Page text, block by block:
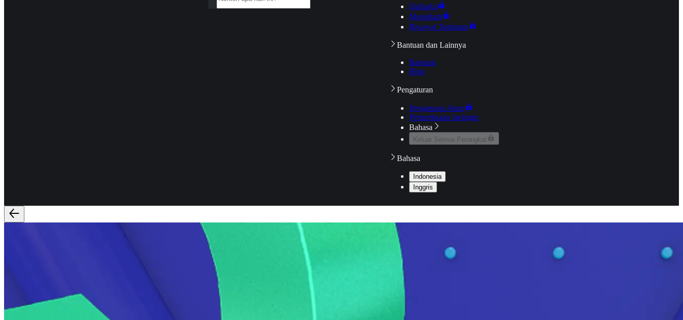
Daftarku
Mengikuti
Riwayat Tontonan
Bantuan dan Lainnya
Bantuan
Blog
Pengaturan
Pengaturan Akun
Pemeriksaan Jaringan
Bahasa
Keluar Semua Perangkat
Bahasa
Indonesia
Inggris